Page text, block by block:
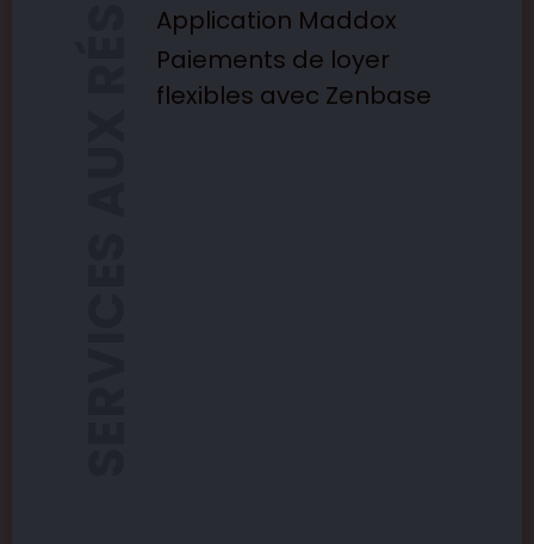
Application Maddox
Paiements de loyer
flexibles avec Zenbase